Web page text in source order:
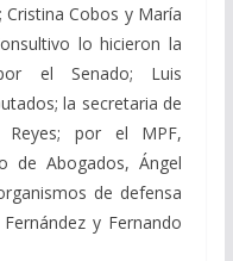
Cobos y María
lo hicieron la
el Senado; Luis
la secretaria de
Reyes; por el MPF,
de Abogados, Ángel
de defensa
y Fernando